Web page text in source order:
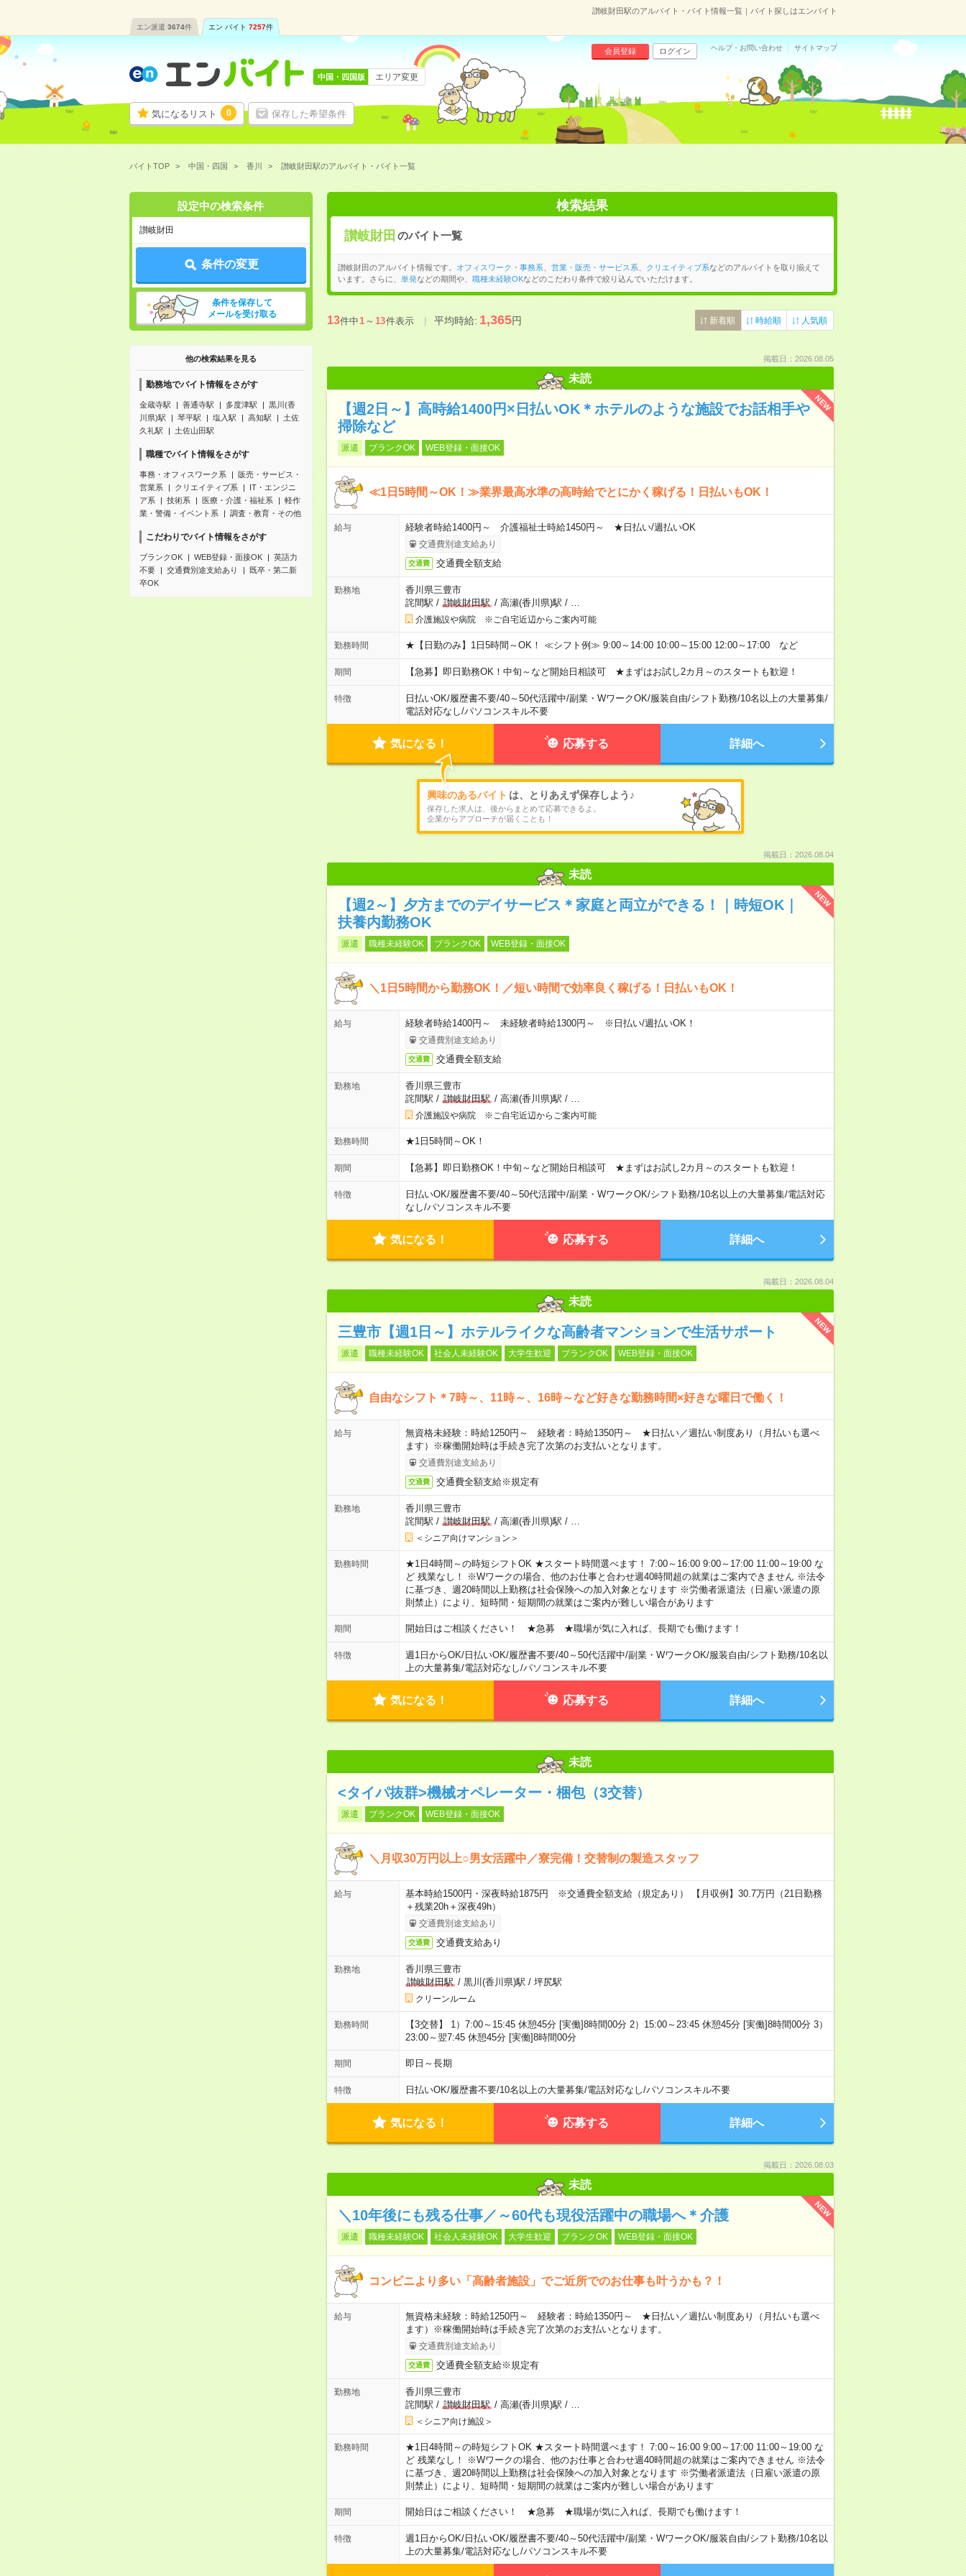
讃岐財田駅のアルバイト・バイト情報一覧｜バイト探しはエンバイト
エン派遣 3674件 エン バイト 7257件
気になるリスト 0 保存した希望条件
会員登録 ログイン ヘルプ・お問い合わせ サイトマップ
中国・四国版 エリア変更
バイトTOP 中国・四国 香川 讃岐財田駅のアルバイト・バイト一覧
設定中の検索条件
讃岐財田
条件の変更
条件を保存して
メールを受け取る
他の検索結果を見る
勤務地でバイト情報をさがす
金蔵寺駅 善通寺駅 多度津駅
黒川(香
川県)駅
琴平駅 塩入駅 高知駅
土佐
久礼駅
土佐山田駅
職種でバイト情報をさがす
事務・オフィスワーク系
販売・サービス・
営業系
クリエイティブ系
IT・エンジニ
ア系
技術系 医療・介護・福祉系
軽作
業・警備・イベント系
調査・教育・その他
こだわりでバイト情報をさがす
ブランクOK WEB登録・面接OK
英語力
不要
交通費別途支給あり
既卒・第二新
卒OK
検索結果
讃岐財田 のバイト一覧
讃岐財田のアルバイト情報です。 オフィスワーク・事務系 営業・販売・サービス系 クリエイティブ系などのアルバイトを取り揃えて
います。さらに、
単発などの期間や、 職種未経験OKなどのこだわり条件で絞り込んでいただけます。
13件中1～13件表示 平均時給:1,365円 新着順 時給順 人気順
掲載日：2026.08.05
未読
NEW
【週2日～】高時給1400円×日払いOK＊ホテルのような施設でお話相手や
掃除など
派遣 ブランクOK WEB登録・面接OK
≪1日5時間～OK！≫業界最高水準の高時給でとにかく稼げる！日払いもOK！
給与 経験者時給1400円～ 介護福祉士時給1450円～ ★日払い/週払いOK
交通費別途支給あり
交通費 交通費全額支給
勤務地
香川県三豊市
詫間駅 / 讃岐財田駅/ 高瀬(香川県)駅 /
介護施設や病院 ※ご自宅近辺からご案内可能
勤務時間 ★【日勤のみ】1日5時間～OK！ ≪シフト例≫ 9:00～14:00 10:00～15:00 12:00～17:00 など
期間 【急募】即日勤務OK！中旬～など開始日相談可 ★まずはお試し2カ月～のスタートも歓迎！
特徴 日払いOK/履歴書不要/40～50代活躍中/副業・WワークOK/服装自由/シフト勤務/10名以上の大量募集/
電話対応なし/パソコンスキル不要
気になる！ 応募する 詳細へ
興味のあるバイト は、とりあえず保存しよう♪
保存した求人は、後からまとめて応募できるよ。
企業からアプローチが届くことも！
掲載日：2026.08.04
未読
NEW
【週2～】夕方までのデイサービス＊家庭と両立ができる！｜時短OK｜
扶養内勤務OK
派遣 職種未経験OK ブランクOK WEB登録・面接OK
＼1日5時間から勤務OK！／短い時間で効率良く稼げる！日払いもOK！
給与 経験者時給1400円～ 未経験者時給1300円～ ※日払い/週払いOK！
交通費別途支給あり
交通費 交通費全額支給
勤務地
香川県三豊市
詫間駅 / 讃岐財田駅/ 高瀬(香川県)駅 /
介護施設や病院 ※ご自宅近辺からご案内可能
勤務時間 ★1日5時間～OK！
期間 【急募】即日勤務OK！中旬～など開始日相談可 ★まずはお試し2カ月～のスタートも歓迎！
特徴 日払いOK/履歴書不要/40～50代活躍中/副業・WワークOK/シフト勤務/10名以上の大量募集/電話対応
なし/パソコンスキル不要
気になる！ 応募する 詳細へ
掲載日：2026.08.04
未読
NEW
三豊市【週1日～】ホテルライクな高齢者マンションで生活サポート
派遣 職種未経験OK 社会人未経験OK 大学生歓迎 ブランクOK WEB登録・面接OK
自由なシフト＊7時～、11時～、16時～など好きな勤務時間×好きな曜日で働く！
給与
無資格未経験：時給1250円～ 経験者：時給1350円～ ★日払い／週払い制度あり（月払いも選べ
ます）※稼働開始時は手続き完了次第のお支払いとなります。
交通費別途支給あり
交通費 交通費全額支給※規定有
勤務地
香川県三豊市
詫間駅 / 讃岐財田駅/ 高瀬(香川県)駅 /
＜シニア向けマンション＞
勤務時間
★1日4時間～の時短シフトOK ★スタート時間選べます！ 7:00～16:00 9:00～17:00 11:00～19:00 な
ど 残業なし！ ※Wワークの場合、他のお仕事と合わせ週40時間超の就業はご案内できません ※法令
に基づき、週20時間以上勤務は社会保険への加入対象となります ※労働者派遣法（日雇い派遣の原
則禁止）により、短時間・短期間の就業はご案内が難しい場合があります
期間 開始日はご相談ください！ ★急募 ★職場が気に入れば、長期でも働けます！
特徴 週1日からOK/日払いOK/履歴書不要/40～50代活躍中/副業・WワークOK/服装自由/シフト勤務/10名以
上の大量募集/電話対応なし/パソコンスキル不要
気になる！ 応募する 詳細へ
未読
<タイパ抜群>機械オペレーター・梱包（3交替）
派遣 ブランクOK WEB登録・面接OK
＼月収30万円以上○男女活躍中／寮完備！交替制の製造スタッフ
給与
基本時給1500円・深夜時給1875円 ※交通費全額支給（規定あり） 【月収例】30.7万円（21日勤務
＋残業20h＋深夜49h）
交通費別途支給あり
交通費 交通費支給あり
勤務地
香川県三豊市
讃岐財田駅/ 黒川(香川県)駅 / 坪尻駅
クリーンルーム
勤務時間
【3交替】 1）7:00～15:45 休憩45分 [実働]8時間00分 2）15:00～23:45 休憩45分 [実働]8時間00分 3）
23:00～翌7:45 休憩45分 [実働]8時間00分
期間 即日～長期
特徴 日払いOK/履歴書不要/10名以上の大量募集/電話対応なし/パソコンスキル不要
気になる！ 応募する 詳細へ
掲載日：2026.08.03
未読
NEW
＼10年後にも残る仕事／～60代も現役活躍中の職場へ＊介護
派遣 職種未経験OK 社会人未経験OK 大学生歓迎 ブランクOK WEB登録・面接OK
コンビニより多い「高齢者施設」でご近所でのお仕事も叶うかも？！
給与
無資格未経験：時給1250円～ 経験者：時給1350円～ ★日払い／週払い制度あり（月払いも選べ
ます）※稼働開始時は手続き完了次第のお支払いとなります。
交通費別途支給あり
交通費 交通費全額支給※規定有
勤務地
香川県三豊市
詫間駅 / 讃岐財田駅/ 高瀬(香川県)駅 /
＜シニア向け施設＞
勤務時間
★1日4時間～の時短シフトOK ★スタート時間選べます！ 7:00～16:00 9:00～17:00 11:00～19:00 な
ど 残業なし！ ※Wワークの場合、他のお仕事と合わせ週40時間超の就業はご案内できません ※法令
に基づき、週20時間以上勤務は社会保険への加入対象となります ※労働者派遣法（日雇い派遣の原
則禁止）により、短時間・短期間の就業はご案内が難しい場合があります
期間 開始日はご相談ください！ ★急募 ★職場が気に入れば、長期でも働けます！
特徴 週1日からOK/日払いOK/履歴書不要/40～50代活躍中/副業・WワークOK/服装自由/シフト勤務/10名以
上の大量募集/電話対応なし/パソコンスキル不要